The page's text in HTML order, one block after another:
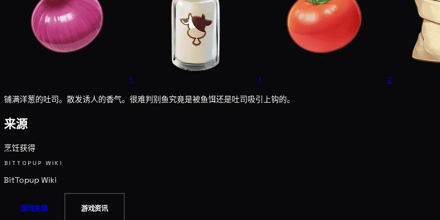
1 1
2
铺满洋葱的吐司。散发诱人的香气。很难判别鱼究竟是被鱼饵还是吐司吸引上钩的。
来源
烹饪获得
BITTOPUP WIKI
BitTopup Wiki
游戏充值 游戏资讯